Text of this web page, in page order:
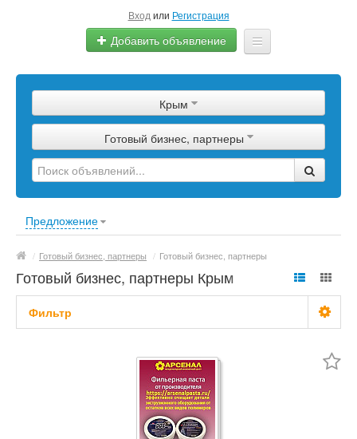
Вход или Регистрация
Добавить объявление
Сырье
Изделия
Оборудование
Крым
Готовый бизнес, партнеры
Предложение
/ Готовый бизнес, партнеры / Готовый бизнес, партнеры
Готовый бизнес, партнеры Крым
Фильтр